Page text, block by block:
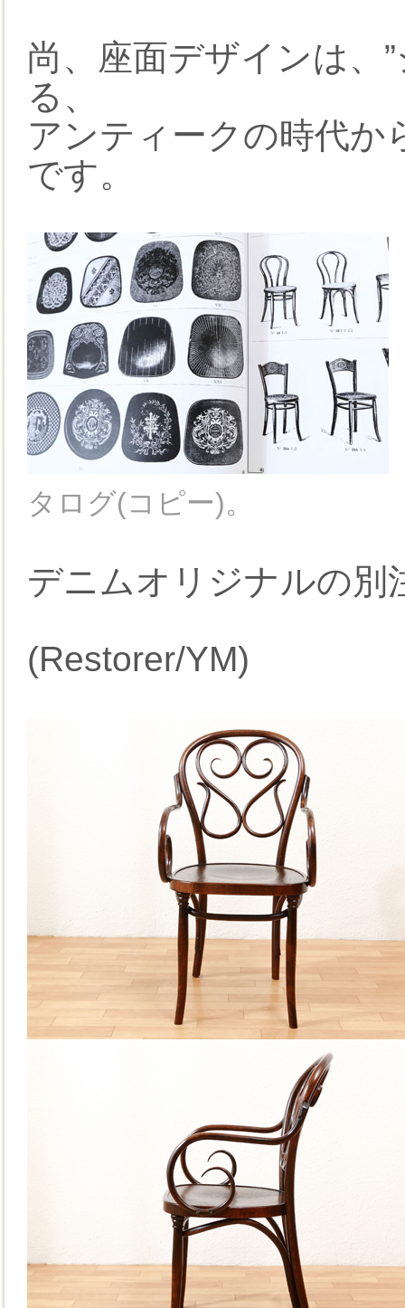
尚、座面デザインは、
る、
アンティークの時代か
です。
タログ(コピー)。
デニムオリジナルの別
(Restorer/YM)